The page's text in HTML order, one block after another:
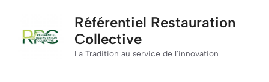
contenu
Référentiel Restauration
Collective
La Tradition au service de l'innovation